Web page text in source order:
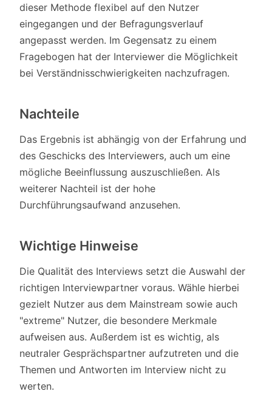
dieser Methode flexibel auf den Nutzer
eingegangen und der Befragungsverlauf
angepasst werden. Im Gegensatz zu einem
Fragebogen hat der Interviewer die Möglichkeit
bei Verständnisschwierigkeiten nachzufragen.
Nachteile
Das Ergebnis ist abhängig von der Erfahrung und
des Geschicks des Interviewers, auch um eine
mögliche Beeinflussung auszuschließen. Als
weiterer Nachteil ist der hohe
Durchführungsaufwand anzusehen.
Wichtige Hinweise
Die Qualität des Interviews setzt die Auswahl der
richtigen Interviewpartner voraus. Wähle hierbei
gezielt Nutzer aus dem Mainstream sowie auch
"extreme" Nutzer, die besondere Merkmale
aufweisen aus. Außerdem ist es wichtig, als
neutraler Gesprächspartner aufzutreten und die
Themen und Antworten im Interview nicht zu
werten.